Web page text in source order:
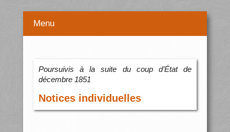
Menu
Poursuivis à la suite du coup d’État de
décembre 1851
Notices individuelles